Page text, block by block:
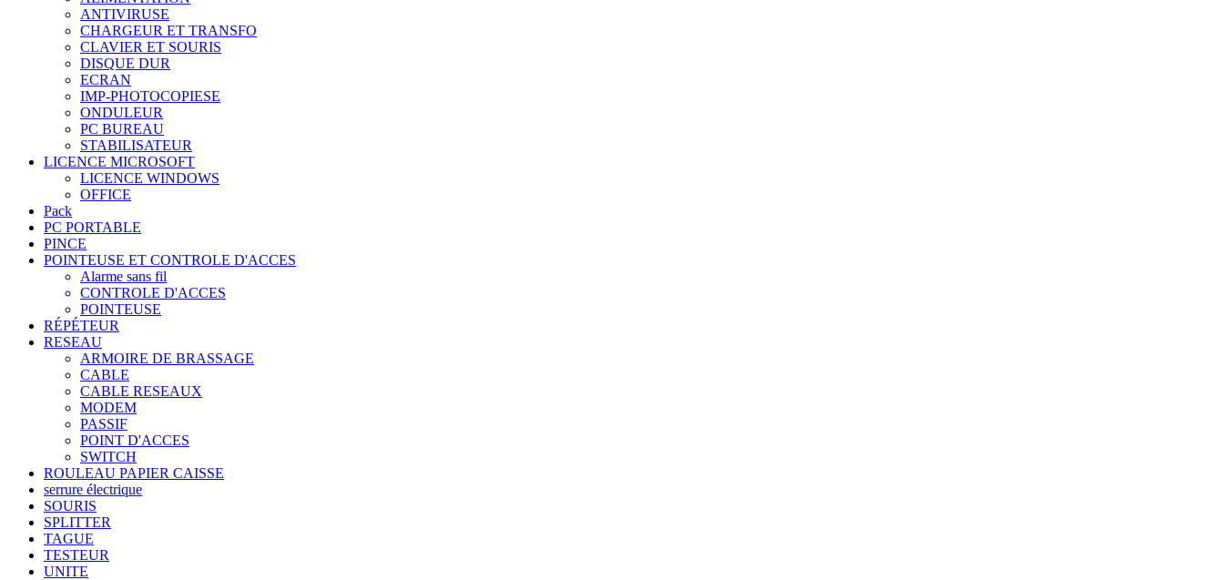
ANTIVIRUSE
CHARGEUR ET TRANSFO
CLAVIER ET SOURIS
DISQUE DUR
ECRAN
IMP-PHOTOCOPIESE
ONDULEUR
PC BUREAU
STABILISATEUR
LICENCE MICROSOFT
LICENCE WINDOWS
OFFICE
Pack
PC PORTABLE
PINCE
POINTEUSE ET CONTROLE D'ACCES
Alarme sans fil
CONTROLE D'ACCES
POINTEUSE
RÉPÉTEUR
RESEAU
ARMOIRE DE BRASSAGE
CABLE
CABLE RESEAUX
MODEM
PASSIF
POINT D'ACCES
SWITCH
ROULEAU PAPIER CAISSE
serrure électrique
SOURIS
SPLITTER
TAGUE
TESTEUR
UNITE